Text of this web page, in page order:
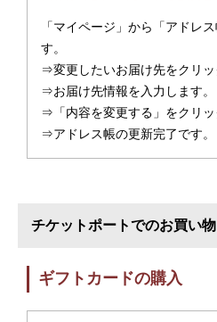
「マイページ」から「アドレ
す。
⇒変更したいお届け先をクリッ
⇒お届け先情報を入力します。
⇒「内容を変更する」をクリッ
⇒アドレス帳の更新完了です。
チケットポートでのお買い
ギフトカードの購入